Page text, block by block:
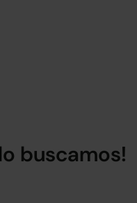
buscamos!